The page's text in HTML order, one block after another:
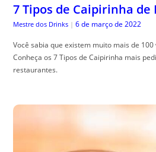
7 Tipos de Caipirinha de
Mestre dos Drinks | 6 de março de 2022
Você sabia que existem muito mais de
Conheça os 7 Tipos de Caipirinha mais
restaurantes.